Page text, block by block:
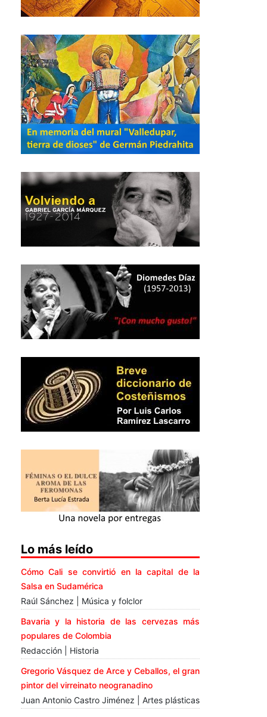
Lo más leído
Cómo Cali se convirtió en la capital de la
Salsa en Sudamérica
Raúl Sánchez | Música y folclor
Bavaria y la historia de las cervezas más
populares de Colombia
Redacción | Historia
Gregorio Vásquez de Arce y Ceballos, el gran
pintor del virreinato neogranadino
Juan Antonio Castro Jiménez | Artes plásticas